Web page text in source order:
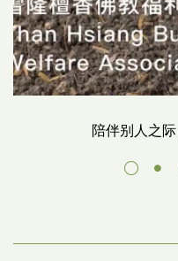
陪伴别人之